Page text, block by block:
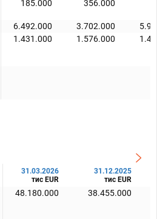
185.000 356.000
6.492.000 3.702.000
1.431.000 1.576.000
31.03.2026
тис EUR
31.12.2025
тис EUR
48.180.000 38.455.000